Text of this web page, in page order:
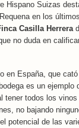
Hispano Suizas
en los
Casilla Herrera
no duda en
en España, que
es un ejemplo
tener todos los
no bajando
potencial de las